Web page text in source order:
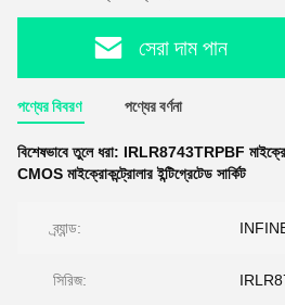
সেরা দাম পান
পণ্যের বিবরণ পণ্যের বর্ণনা
বিশেষভাবে তুলে ধরা: IRLR8743TRPBF
CMOS মাইক্রোকন্ট্রোলার ইন্টিগ্রেটেড সার্কিট
ব্র্যান্ড:
সিরিজ: